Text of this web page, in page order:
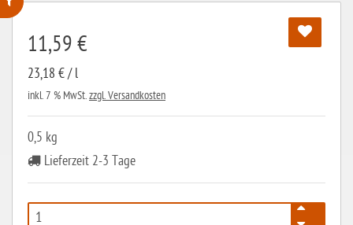
ohne Weizenstärke
laktosefrei
ohne Hefe
ohne Ei
ohne Soja
Bio
11,59 €
23,18 € / l
inkl. 7 % MwSt.zzgl. Versandkosten
0,5 kg
Lieferzeit 2-3 Tage